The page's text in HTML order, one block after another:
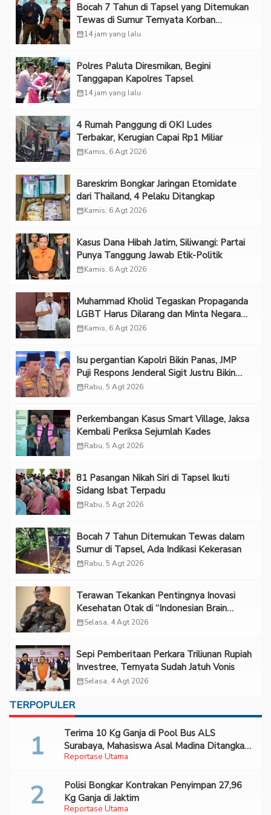
Bocah 7 Tahun di Tapsel yang Ditemukan
Tewas di Sumur Ternyata Korban
Kekerasan Seksual
calendar_month14 jam yang lalu
Polres Paluta Diresmikan, Begini
Tanggapan Kapolres Tapsel
calendar_month14 jam yang lalu
‎4 Rumah Panggung di OKI Ludes
Terbakar, Kerugian Capai Rp1 Miliar
calendar_monthKamis, 6 Agt 2026
Bareskrim Bongkar Jaringan Etomidate
dari Thailand, 4 Pelaku Ditangkap
calendar_monthKamis, 6 Agt 2026
Kasus Dana Hibah Jatim, Siliwangi: Partai
Punya Tanggung Jawab Etik-Politik
calendar_monthKamis, 6 Agt 2026
Muhammad Kholid Tegaskan Propaganda
LGBT Harus Dilarang dan Minta Negara
Melindungi Korban
calendar_monthKamis, 6 Agt 2026
Isu pergantian Kapolri Bikin Panas, JMP
Puji Respons Jenderal Sigit Justru Bikin
“Adem”
calendar_monthRabu, 5 Agt 2026
Perkembangan Kasus Smart Village, Jaksa
Kembali Periksa Sejumlah Kades
calendar_monthRabu, 5 Agt 2026
81 Pasangan Nikah Siri di Tapsel Ikuti
Sidang Isbat Terpadu
calendar_monthRabu, 5 Agt 2026
Bocah 7 Tahun Ditemukan Tewas dalam
Sumur di Tapsel, Ada Indikasi Kekerasan
calendar_monthRabu, 5 Agt 2026
Terawan Tekankan Pentingnya Inovasi
Kesehatan Otak di “Indonesian Brain
Forum 2026 UPN Veteran Jakarta”
calendar_monthSelasa, 4 Agt 2026
Sepi Pemberitaan Perkara Triliunan Rupiah
Investree, Ternyata Sudah Jatuh Vonis
calendar_monthSelasa, 4 Agt 2026
TERPOPULER
Reportase Utama
Terima 10 Kg Ganja di Pool Bus ALS
Surabaya, Mahasiswa Asal Madina Ditangkap
Bareskrim
Reportase Utama
Polisi Bongkar Kontrakan Penyimpan 27,96
Kg Ganja di Jaktim